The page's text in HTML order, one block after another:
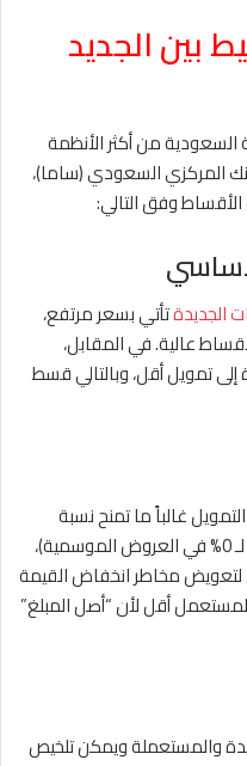
بين الجديد
السعودية من أكثر الأنظمة
المركزي السعودي (ساما)،
وفق التالي:
الجديدةتأتي بسعر مرتفع،
عالية. في المقابل،
تمويل أقل، وبالتالي قسط
غالباً ما تمنح نسبة
فائدة أقل للسيارات الجديدة (وقد تصل لـ 0% في العروض الموسمية)،
لتعويض مخاطر انخفاض القيمة
أقل لأن “أصل المبلغ”
والمستعملة ويمكن تلخيص